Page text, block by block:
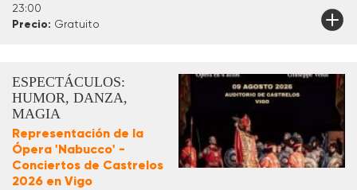
23:00
Precio: Gratuito
ESPECTÁCULOS:
HUMOR, DANZA,
MAGIA
Representación de la
Ópera 'Nabucco' -
Conciertos de Castrelos
2026 en Vigo